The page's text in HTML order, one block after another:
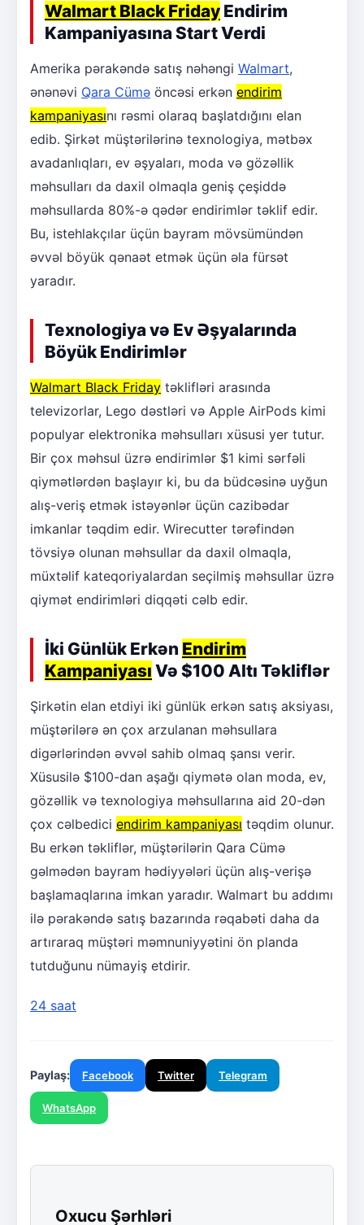
Walmart Black Friday Endirim
Kampaniyasına Start Verdi
Amerika pərakəndə satış nəhəngi Walmart,
ənənəvi Qara Cümə öncəsi erkən endirim
kampaniyasını rəsmi olaraq başlatdığını elan
edib. Şirkət müştərilərinə texnologiya, mətbəx
avadanlıqları, ev əşyaları, moda və gözəllik
məhsulları da daxil olmaqla geniş çeşiddə
məhsullarda 80%-ə qədər endirimlər təklif edir.
Bu, istehlakçılar üçün bayram mövsümündən
əvvəl böyük qənaət etmək üçün əla fürsət
yaradır.
Texnologiya və Ev Əşyalarında
Böyük Endirimlər
Walmart Black Friday təklifləri arasında
televizorlar, Lego dəstləri və Apple AirPods kimi
populyar elektronika məhsulları xüsusi yer tutur.
Bir çox məhsul üzrə endirimlər $1 kimi sərfəli
qiymətlərdən başlayır ki, bu da büdcəsinə uyğun
alış-veriş etmək istəyənlər üçün cazibədar
imkanlar təqdim edir. Wirecutter tərəfindən
tövsiyə olunan məhsullar da daxil olmaqla,
müxtəlif kateqoriyalardan seçilmiş məhsullar üzrə
qiymət endirimləri diqqəti cəlb edir.
İki Günlük Erkən Endirim
Kampaniyası Və $100 Altı Təkliflər
Şirkətin elan etdiyi iki günlük erkən satış aksiyası,
müştərilərə ən çox arzulanan məhsullara
digərlərindən əvvəl sahib olmaq şansı verir.
Xüsusilə $100-dan aşağı qiymətə olan moda, ev,
gözəllik və texnologiya məhsullarına aid 20-dən
çox cəlbedici endirim kampaniyası təqdim olunur.
Bu erkən təkliflər, müştərilərin Qara Cümə
gəlmədən bayram hədiyyələri üçün alış-verişə
başlamaqlarına imkan yaradır. Walmart bu addımı
ilə pərakəndə satış bazarında rəqabəti daha da
artıraraq müştəri məmnuniyyətini ön planda
tutduğunu nümayiş etdirir.
24 saat
Paylaş: Facebook Twitter Telegram
WhatsApp
Oxucu Şərhləri